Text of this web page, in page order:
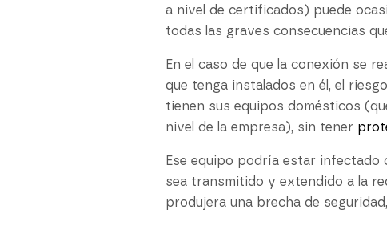
a nivel de certificados) puede
todas las graves consecuencias
En el caso de que la conexión se
que tenga instalados en él, el
tienen sus equipos domésticos
nivel de la empresa), sin tener
Ese equipo podría estar infectado
sea transmitido y extendido a la
produjera una brecha de